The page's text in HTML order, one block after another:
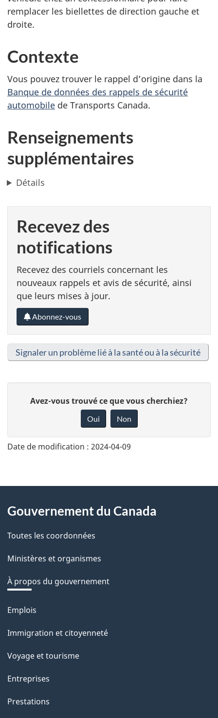
remplacer les biellettes de direction gauche et
droite.
Contexte
Vous pouvez trouver le rappel d’origine dans la
Banque de données des rappels de sécurité
automobile de Transports Canada.
Renseignements
supplémentaires
Détails
Recevez des
notifications
Recevez des courriels concernant les
nouveaux rappels et avis de sécurité, ainsi
que leurs mises à jour.
Abonnez-vous
Signaler un problème lié à la santé ou à la sécurité
n
v
o
t
r
r
é
t
r
a
c
i
o
Avez-vous trouvé ce que vous cherchiez?
Oui Non
Date de modification : 2024-04-09
About
this
site
Gouvernement du Canada
Toutes les coordonnées
Ministères et organismes
À propos du gouvernement
Thèmes
sujets
Emplois
Immigration et citoyenneté
Voyage et tourisme
Entreprises
Prestations